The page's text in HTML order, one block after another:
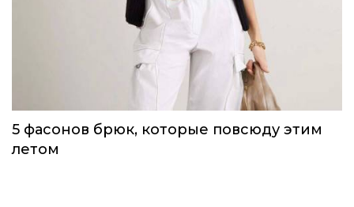
5 фасонов брюк, которые повсюду этим
летом